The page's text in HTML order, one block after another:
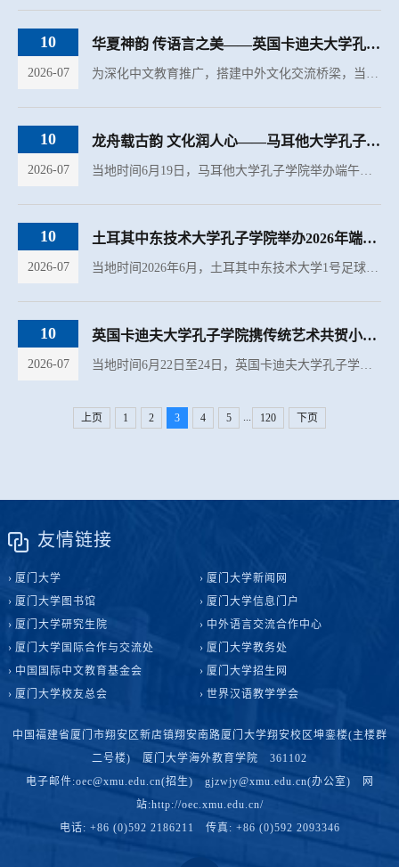
10
2026-07
华夏神韵 传语言之美——英国卡迪夫大学孔子学院下属课堂“中文日”文化体验活动圆...
为深化中文教育推广，搭建中外文化交流桥梁，当地时间6月15日至16日，英国卡迪夫大学孔子学院下属课堂圣凯尼德社区学校（St Cenydd Community School）成功举办了为期两天的“中文日”系列文化体验活动。活动以沉...
10
2026-07
龙舟载古韵 文化润人心——马耳他大学孔子学院举办端午主题活动
当地时间6月19日，马耳他大学孔子学院举办端午节文化体验活动，吸引了近50名师生和中文爱好者参加。活动通过节日知识讲解与手工体验相结合的形式，让参与者走进中国传统节日文化，感受端午节的深厚底蕴与独特魅力...
10
2026-07
土耳其中东技术大学孔子学院举办2026年端午节趣味运动会
当地时间2026年6月，土耳其中东技术大学1号足球场（HALI SAHA 1）上欢声笑语，热闹非凡。为庆祝中国传统节日端午节，中东技术大学孔子学院举办了一场集文化体验与体育竞技于一体的端午节趣味运动会。本次活动共有...
10
2026-07
英国卡迪夫大学孔子学院携传统艺术共贺小学毕业季
当地时间6月22日至24日，英国卡迪夫大学孔子学院受邀在卡迪夫大学学生活动中心参与2026年当地小学毕业生进校园系列活动。三天时间里，卡迪夫大学孔子学院以黏土手工、脸谱涂色、乒乓球体验、拓印等特色活动，为数...
上页 1 2 3 4 5 120 下页
友情链接
厦门大学
厦门大学新闻网
厦门大学图书馆
厦门大学信息门户
厦门大学研究生院
中外语言交流合作中心
厦门大学国际合作与交流处
厦门大学教务处
中国国际中文教育基金会
厦门大学招生网
厦门大学校友总会
世界汉语教学学会
中国福建省厦门市翔安区新店镇翔安南路厦门大学翔安校区坤銮楼(主楼群
二号楼) 厦门大学海外教育学院 361102
电子邮件:oec@xmu.edu.cn(招生) gjzwjy@xmu.edu.cn(办公室) 网
站:http://oec.xmu.edu.cn/
电话: +86 (0)592 2186211 传真: +86 (0)592 2093346